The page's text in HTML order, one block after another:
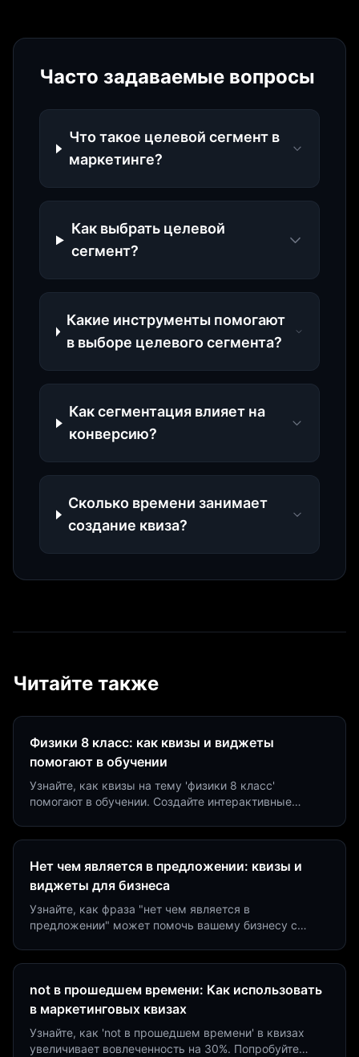
Часто задаваемые вопросы
Что такое целевой сегмент в
маркетинге?
Как выбрать целевой
сегмент?
Какие инструменты помогают
в выборе целевого сегмента?
Как сегментация влияет на
конверсию?
Сколько времени занимает
создание квиза?
Читайте также
Физики 8 класс: как квизы и виджеты
помогают в обучении
Узнайте, как квизы на тему 'физики 8 класс'
помогают в обучении. Создайте интерактивные
Нет чем является в предложении: квизы и
виджеты для бизнеса
Узнайте, как фраза "нет чем является в
предложении" может помочь вашему бизнесу с
not в прошедшем времени: Как использовать
в маркетинговых квизах
Узнайте, как 'not в прошедшем времени' в квизах
увеличивает вовлеченность на 30%. Попробуйте